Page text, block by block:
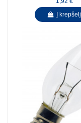
Į krepšelį